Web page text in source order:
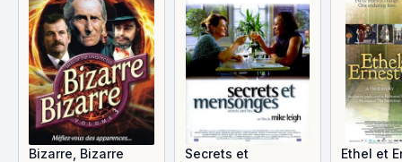
Bizarre, Bizarre
Secrets et
Ethel et